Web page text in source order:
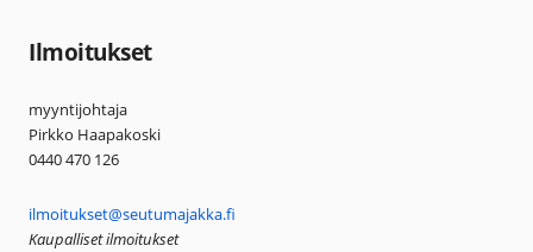
Ilmoitukset
myyntijohtaja
Pirkko Haapakoski
0440 470 126
ilmoitukset@seutumajakka.fi
Kaupalliset ilmoitukset